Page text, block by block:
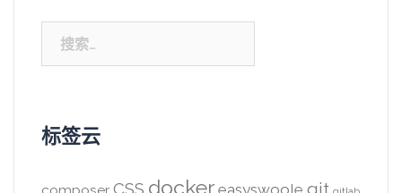
索：
标签云
CSS docker easyswoole